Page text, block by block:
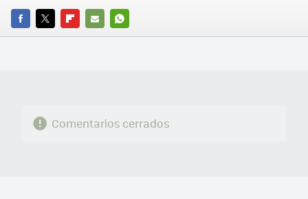
FACEBOOK
TWITTERFLIPBOARD
E-
WHATSAPP
Comentarios cerrados